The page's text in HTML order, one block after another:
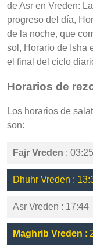
de Asr en Vreden:
progreso del día,
de la noche, que
sol, Horario de Isha
el final del ciclo
Horarios de
Los horarios de
son:
Fajr Vreden : 03:25
Dhuhr Vreden :
Asr Vreden : 17:44
Maghrib Vreden :